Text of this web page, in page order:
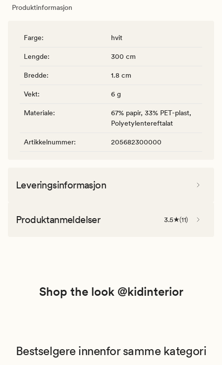
Produktinformasjon
Farge: hvit
Lengde: 300 cm
Bredde: 1.8 cm
Vekt: 6 g
Materiale:
67% papir, 33% PET-plast,
Polyetylentereftalat
Artikkelnummer: 205682300000
Leveringsinformasjon
Produktanmeldelser 3.5 (11)
Shop the look @kidinterior
Bestselgere innenfor samme kategori